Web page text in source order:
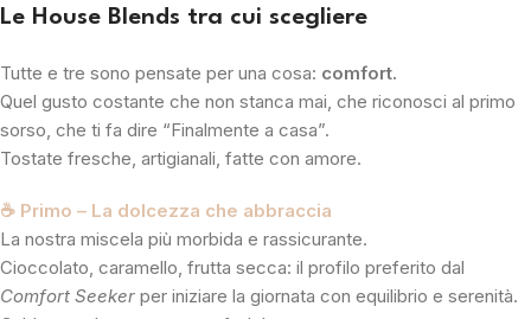
Le House Blends tra cui scegliere
Tutte e tre sono pensate per una cosa: comfort.
Quel gusto costante che non stanca mai, che riconosci al primo
sorso, che ti fa dire “Finalmente a casa”.
Tostate fresche, artigianali, fatte con amore.
☕ Primo – La dolcezza che abbraccia
La nostra miscela più morbida e rassicurante.
Cioccolato, caramello, frutta secca: il profilo preferito dal
Comfort Seeker per iniziare la giornata con equilibrio e serenità.